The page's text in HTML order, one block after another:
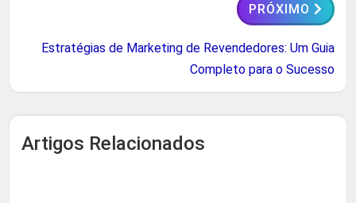
PRÓXIMO
Estratégias de Marketing de Revendedores: Um Guia
Completo para o Sucesso
Artigos Relacionados